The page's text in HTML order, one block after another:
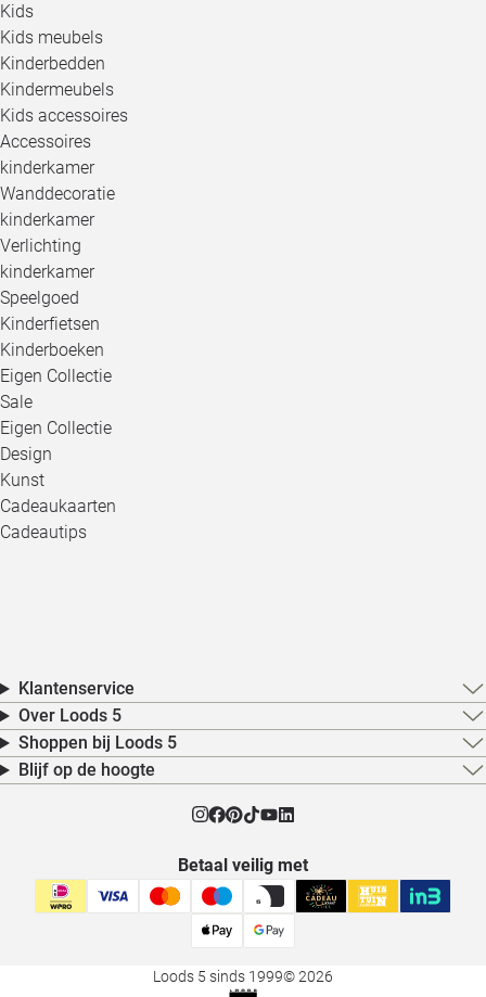
Kids
Kids meubels
Kinderbedden
Kindermeubels
Kids accessoires
Accessoires
kinderkamer
Wanddecoratie
kinderkamer
Verlichting
kinderkamer
Speelgoed
Kinderfietsen
Kinderboeken
Eigen Collectie
Sale
Eigen Collectie
Design
Kunst
Cadeaukaarten
Cadeautips
Klantenservice
Over Loods 5
Shoppen bij Loods 5
Blijf op de hoogte
Betaal veilig met
Loods 5 sinds 1999© 2026